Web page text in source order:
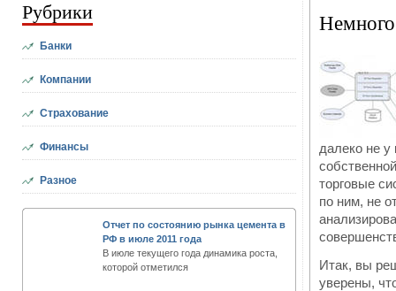
Рубрики
Банки
Компании
Страхование
Финансы
Разное
Отчет по состоянию рынка цемента в
РФ в июле 2011 года
В июле текущего года динамика роста,
которой отметился
далеко не у
торговые
по ним, не
Итак, вы
уверены,